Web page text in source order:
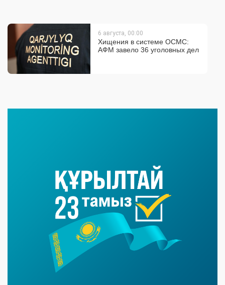
6 августа, 00:00
Хищения в системе ОСМС:
АФМ завело 36 уголовных дел